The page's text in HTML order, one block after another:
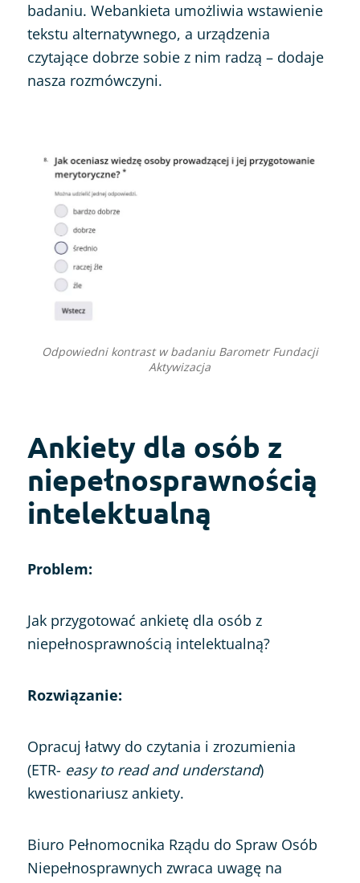
badaniu. Webankieta umożliwia wstawienie
tekstu alternatywnego, a urządzenia
czytające dobrze sobie z nim radzą – dodaje
nasza rozmówczyni.
Odpowiedni kontrast w badaniu Barometr Fundacji
Aktywizacja
Ankiety dla osób z
niepełnosprawnością
intelektualną
Problem:
Jak przygotować ankietę dla osób z
niepełnosprawnością intelektualną?
Rozwiązanie:
Opracuj łatwy do czytania i zrozumienia
(ETR- easy to read and understand)
kwestionariusz ankiety.
Biuro Pełnomocnika Rządu do Spraw Osób
Niepełnosprawnych zwraca uwagę na